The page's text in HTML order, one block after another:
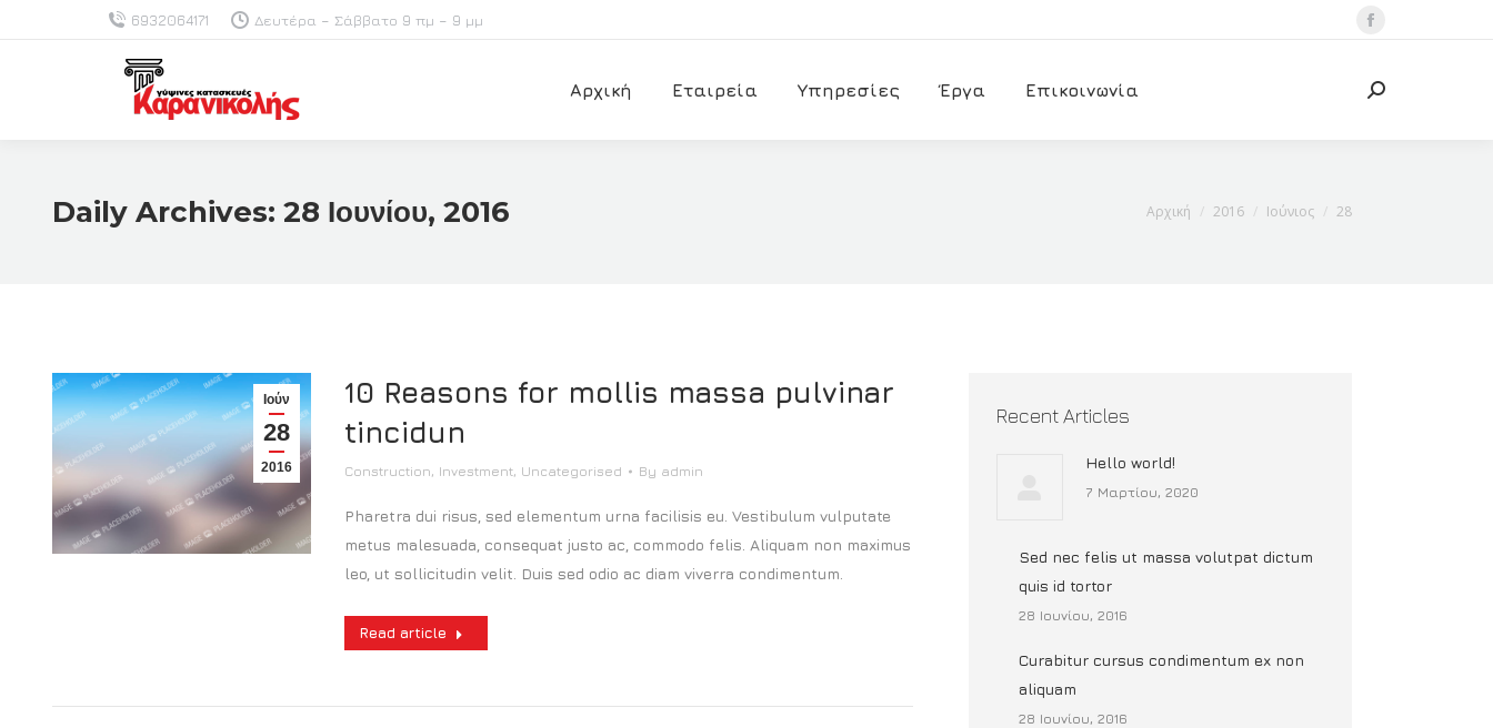
6932064171 Δευτέρα – Σάββατο 9 πμ – 9 μμ
Αρχική Εταιρεία Υπηρεσίες Έργα Επικοινωνία Search:
Daily Archives: 28 Ιουνίου, 2016 You are here:
Αρχική 2016 Ιούνιος 28
Ιούν
28
2016
10 Reasons for mollis massa pulvinar
tincidun
Construction, Investment, Uncategorised By admin
Pharetra dui risus, sed elementum urna facilisis eu. Vestibulum vulputate
metus malesuada, consequat justo ac, commodo felis. Aliquam non maximus
leo, ut sollicitudin velit. Duis sed odio ac diam viverra condimentum.
Read article
Recent Articles
Hello world!
7 Μαρτίου, 2020
Sed nec felis ut massa volutpat dictum
quis id tortor
28 Ιουνίου, 2016
Curabitur cursus condimentum ex non
aliquam
28 Ιουνίου, 2016